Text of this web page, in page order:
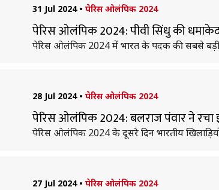
31 Jul 2024 • पेरिस ओलंपिक 2024
पेरिस ओलंपिक 2024: पीवी सिंधु की
पेरिस ओलंपिक 2024 में भारत के पदक की सबसे बड़ी
28 Jul 2024 • पेरिस ओलंपिक 2024
पेरिस ओलंपिक 2024: बलराज पंवार ने रचा
पेरिस ओलंपिक 2024 के दूसरे दिन भारतीय
27 Jul 2024 • पेरिस ओलंपिक 2024